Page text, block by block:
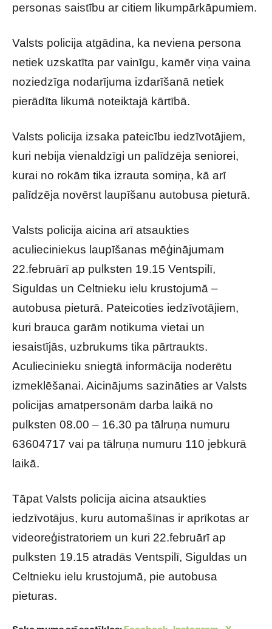
personas saistību ar citiem likumpārkāpumiem.
Valsts policija atgādina, ka neviena persona
netiek uzskatīta par vainīgu, kamēr viņa vaina
noziedzīga nodarījuma izdarīšanā netiek
pierādīta likumā noteiktajā kārtībā.
Valsts policija izsaka pateicību iedzīvotājiem,
kuri nebija vienaldzīgi un palīdzēja seniorei,
kurai no rokām tika izrauta somiņa, kā arī
palīdzēja novērst laupīšanu autobusa pieturā.
Valsts policija aicina arī atsaukties
aculieciniekus laupīšanas mēģinājumam
22.februārī ap pulksten 19.15 Ventspilī,
Siguldas un Celtnieku ielu krustojumā –
autobusa pieturā. Pateicoties iedzīvotājiem,
kuri brauca garām notikuma vietai un
iesaistījās, uzbrukums tika pārtraukts.
Aculiecinieku sniegtā informācija noderētu
izmeklēšanai. Aicinājums sazināties ar Valsts
policijas amatpersonām darba laikā no
pulksten 08.00 – 16.30 pa tālruņa numuru
63604717 vai pa tālruņa numuru 110 jebkurā
laikā.
Tāpat Valsts policija aicina atsaukties
iedzīvotājus, kuru automašīnas ir aprīkotas ar
videoreģistratoriem un kuri 22.februārī ap
pulksten 19.15 atradās Ventspilī, Siguldas un
Celtnieku ielu krustojumā, pie autobusa
pieturas.